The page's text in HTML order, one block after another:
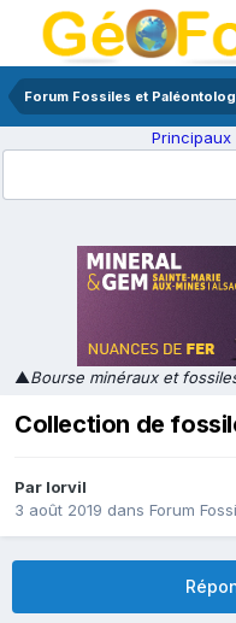
Forum Fossiles et
Principaux
▲Bourse minéraux et
Collection de
Par lorvil
3 août 2019 dans Forum